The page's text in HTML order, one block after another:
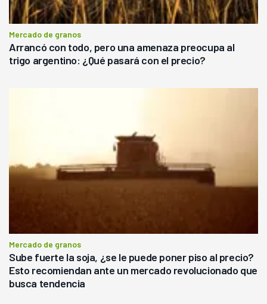
Mercado de granos
Arrancó con todo, pero una amenaza preocupa al
trigo argentino: ¿Qué pasará con el precio?
Mercado de granos
Sube fuerte la soja, ¿se le puede poner piso al precio?
Esto recomiendan ante un mercado revolucionado que
busca tendencia